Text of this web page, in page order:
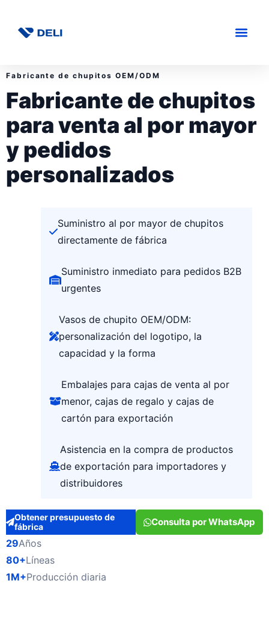
Fabricante de chupitos OEM/ODM
Fabricante de chupitos
para venta al por mayor
y pedidos
personalizados
Suministro al por mayor de chupitos
directamente de fábrica
Suministro inmediato para pedidos B2B
urgentes
Vasos de chupito OEM/ODM:
personalización del logotipo, la
capacidad y la forma
Embalajes para cajas de venta al por
menor, cajas de regalo y cajas de
cartón para exportación
Asistencia en la compra de productos
de exportación para importadores y
distribuidores
Obtener presupuesto de
fábrica
Consulta por WhatsApp
29Años
80+Líneas
1M+Producción diaria